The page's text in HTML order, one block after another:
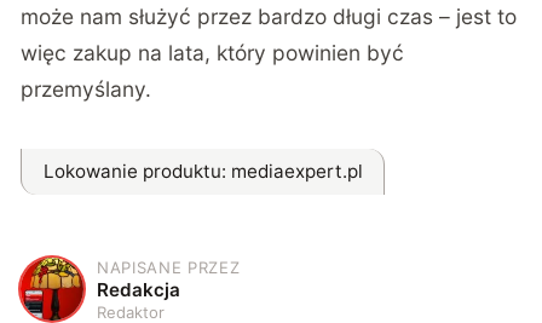
może nam służyć przez bardzo długi czas – jest to
więc zakup na lata, który powinien być
przemyślany.
Lokowanie produktu: mediaexpert.pl
R
NAPISANE PRZEZ
Redakcja
Redaktor